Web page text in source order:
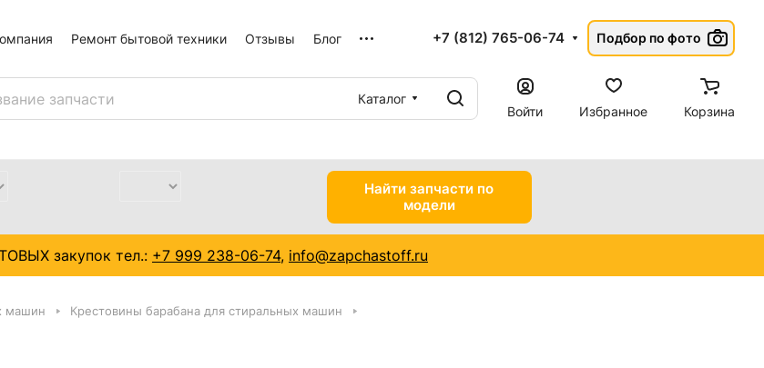
Ремонт бытовой техники Отзывы Блог +7 (812) 765-06-74 Подбор по фото
Каталог
Войти
Избранное Корзина
Найти запчасти по
модели
закупок тел.: +7 999 238-06-74, info@zapchastoff.ru
машин
Крестовины барабана для стиральных машин